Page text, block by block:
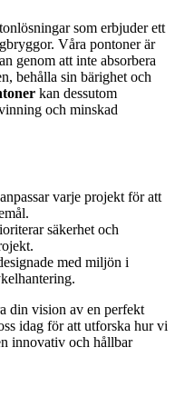
som erbjuder ett
Våra pontoner är
genom att inte absorbera
behålla sin bärighet och
kan dessutom
och minskad
varje projekt för att
säkerhet och
med miljön i
din vision av en perfekt
idag för att utforska hur vi
innovativ och hållbar